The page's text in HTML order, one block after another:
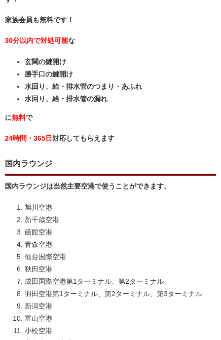
家族会員も無料です！
30分以内で対処可能な
玄関の鍵開け
勝手口の鍵開け
水回り、給・排水管のつまり・あふれ
水回り、給・排水管の漏れ
に無料で
24時間・365日対応してもらえます
国内ラウンジ
国内ラウンジは当然主要空港で使うことができます。
旭川空港
新千歳空港
函館空港
青森空港
仙台国際空港
秋田空港
成田国際空港第1ターミナル、第2ターミナル
羽田空港第1ターミナル、第2ターミナル、第3ターミナル
新潟空港
富山空港
小松空港